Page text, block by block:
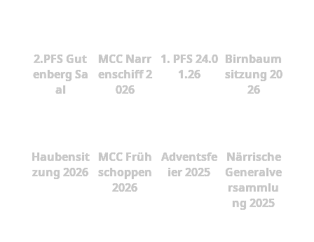
2.PFS Gut
enberg Sa
al
MCC Narr
enschiff 2
026
1. PFS 24.0
1.26
Birnbaum
sitzung 20
26
Haubensit
zung 2026
MCC Früh
schoppen
2026
Adventsfe
ier 2025
Närrische
Generalve
rsammlu
ng 2025